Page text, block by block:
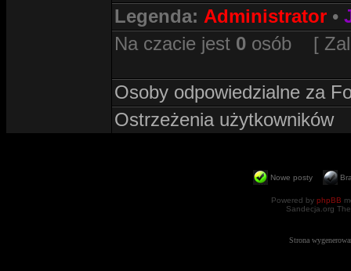
Legenda: Administrator •
Na czacie jest 0 osób [
Osoby odpowiedzialne za
Ostrzeżenia użytkowników
Nowe posty
Powered by phpBB
Sandecja.org
Strona